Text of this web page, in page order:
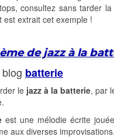
consultez sans tarder
est extrait cet exemple !
de jazz à la
batterie
le jazz à la batterie, par
est une mélodie écrite
aux diverses